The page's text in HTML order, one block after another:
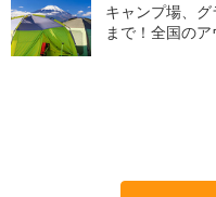
キャンプ場、
まで！全国の